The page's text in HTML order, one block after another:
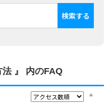
法 』 内のFAQ